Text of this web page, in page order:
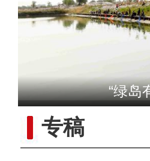
【非遗之
“绿岛
专稿